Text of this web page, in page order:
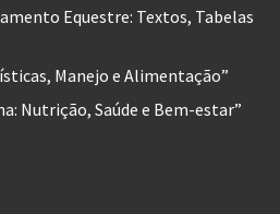
Equestre: Textos, Tabelas
Manejo e Alimentação”
Nutrição, Saúde e Bem-estar”